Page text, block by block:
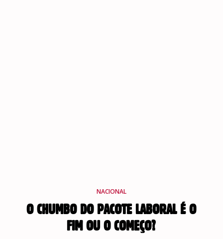
NACIONAL
O CHUMBO DO PACOTE LABORAL É O
FIM OU O COMEÇO?